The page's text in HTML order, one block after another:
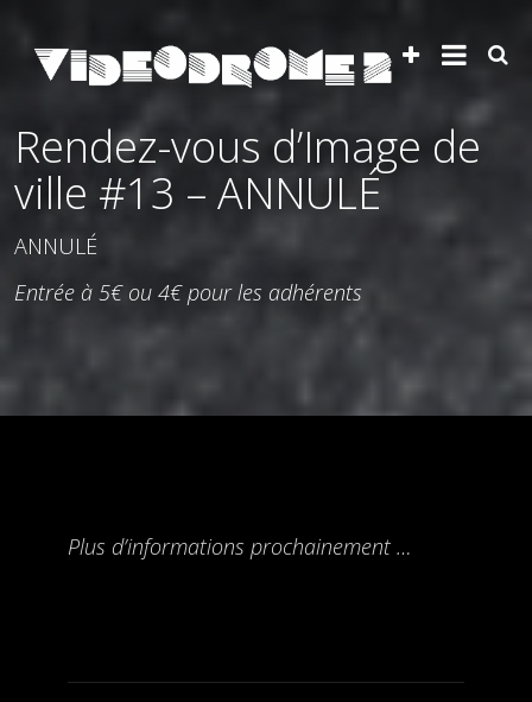
Rendez-vous d’Image de
ville #13 – ANNULÉ
ANNULÉ
Entrée à 5€ ou 4€ pour les adhérents
Plus d’informations prochainement …